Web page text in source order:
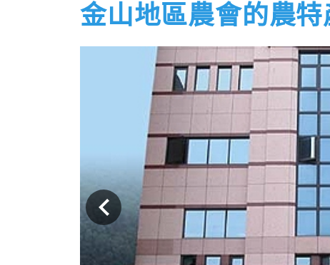
金山地區農會的農